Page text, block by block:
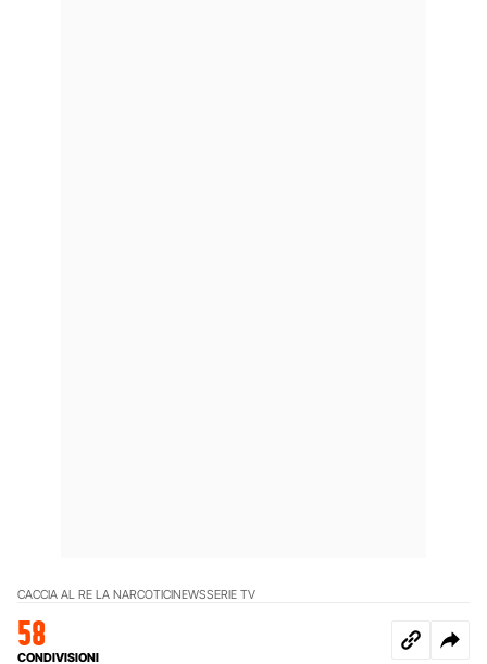
CACCIA AL RE LA NARCOTICINEWSSERIE TV
58
CONDIVISIONI